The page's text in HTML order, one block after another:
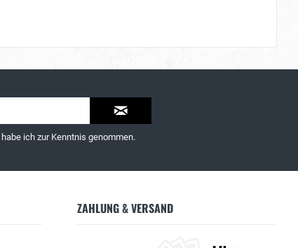
habe ich zur Kenntnis genommen.
ZAHLUNG & VERSAND